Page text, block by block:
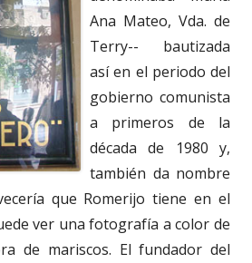
Ana Mateo, Vda. de
Terry-- bautizada
así en el periodo del
gobierno comunista
a primeros de la
década de 1980 y,
también da nombre
que Romerijo tiene en el
ver una fotografía a color de
de mariscos. El fundador del